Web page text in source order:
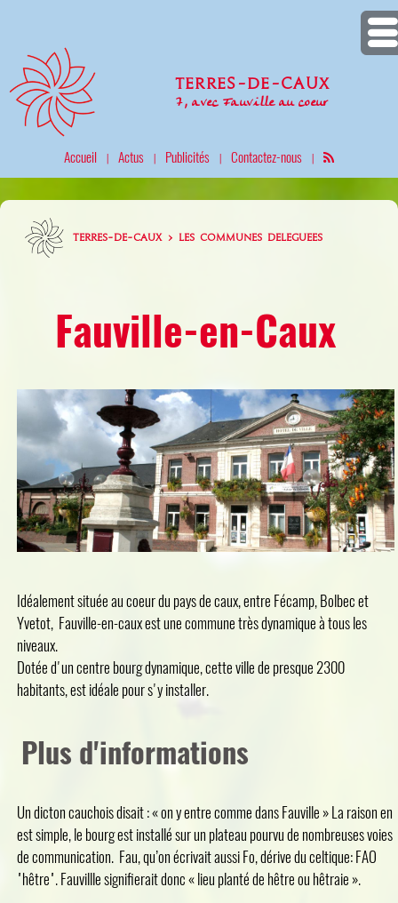
Terres-de-Caux
7, avec Fauville au coeur
Accueil | Actus | Publicités | Contactez-nous |
TERRES-DE-CAUX > LES COMMUNES DELEGUEES
Fauville-en-Caux
Idéalement située au coeur du pays de caux, entre Fécamp, Bolbec et
Yvetot, Fauville-en-caux est une commune très dynamique à tous les
niveaux.
Dotée d'un centre bourg dynamique, cette ville de presque 2300
habitants, est idéale pour s'y installer.
Plus d'informations
Un dicton cauchois disait : « on y entre comme dans Fauville » La raison en
est simple, le bourg est installé sur un plateau pourvu de nombreuses voies
de communication. Fau, qu’on écrivait aussi Fo, dérive du celtique: FAO
"hêtre". Fauvillle signifierait donc « lieu planté de hêtre ou hêtraie ».